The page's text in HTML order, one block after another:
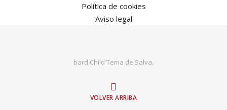
Política de cookies
Aviso legal
bard Child Tema de Salva.
VOLVER ARRIBA